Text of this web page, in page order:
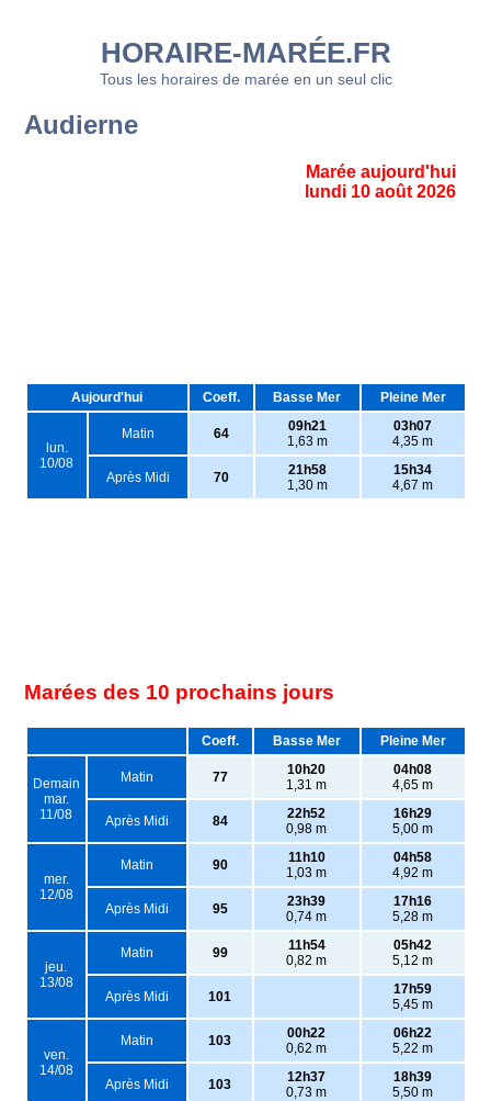
HORAIRE-MARÉE.FR
Tous les horaires de marée en un seul clic
Audierne
Marée aujourd'hui
lundi 10 août 2026
Aujourd'hui Coeff. Basse Mer Pleine Mer
lun.
10/08
Matin 64
09h21
1,63 m
03h07
4,35 m
Après Midi 70
21h58
1,30 m
15h34
4,67 m
Marées des 10 prochains jours
Coeff. Basse Mer Pleine Mer
Demain
mar.
11/08
Matin 77
10h20
1,31 m
04h08
4,65 m
Après Midi 84
22h52
0,98 m
16h29
5,00 m
mer.
12/08
Matin 90
11h10
1,03 m
04h58
4,92 m
Après Midi 95
23h39
0,74 m
17h16
5,28 m
jeu.
13/08
Matin 99
11h54
0,82 m
05h42
5,12 m
Après Midi 101
17h59
5,45 m
ven.
14/08
Matin 103
00h22
0,62 m
06h22
5,22 m
Après Midi 103
12h37
0,73 m
18h39
5,50 m